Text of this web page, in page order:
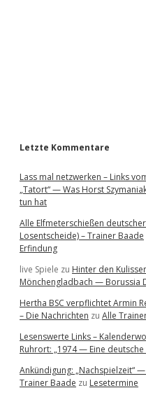
Letzte Kommentare
Lass mal netzwerken – Links
„Tatort“ — Was Horst
tun hat
Alle Elfmeterschießen
Losentscheide) – Trainer Baade
Erfindung
live Spiele zu Hinter den
Mönchengladbach — Borussia
Hertha BSC verpflichtet Armin
– Die Nachrichten zu Alle
Lesenswerte Links –
Ruhrort: „1974 — Eine deutsche
Ankündigung: „Nachspielzeit“
Trainer Baade zu Lesetermine